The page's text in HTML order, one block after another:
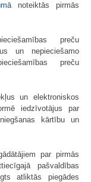
noteiktās pirmās
preču
un nepieciešamo
preču
un elektroniskos
iedzīvotājus par
kārtību un
par pirmās
pašvaldības
atliktās piegādes